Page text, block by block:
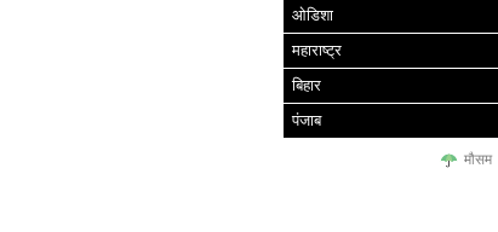
ओडिशा
महाराष्ट्र
बिहार
पंजाब
मौसम